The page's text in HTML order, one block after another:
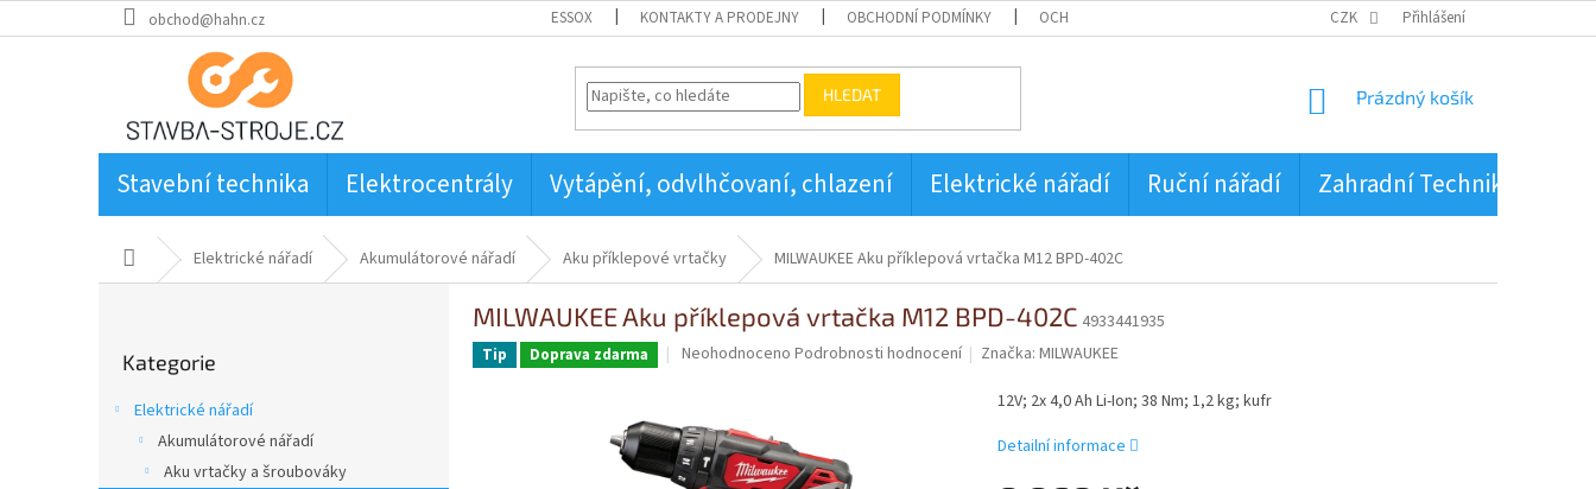
na
obchod@hahn.cz ESSOX KONTAKTY A PRODEJNY OBCHODNÍ PODMÍNKY OCHRANA OSOBNÍCH ÚDAJŮ CZK Přihlášení
HLEDAT
NÁKUPNÍ
Prázdný košík
Stavební technika Elektrocentrály Vytápění, odvlhčovaní, chlazení Elektrické nářadí Ruční nářadí Zahradní Technika
Domů Elektrické nářadí Akumulátorové nářadí Aku příklepové vrtačky MILWAUKEE Aku příklepová vrtačka M12 BPD-402C
kategorie
Kategorie
Elektrické nářadí
Akumulátorové nářadí
Aku vrtačky a šroubováky
MILWAUKEE Aku příklepová vrtačka M12 BPD-402C 4933441935
Tip Doprava zdarma
Průměrné
je
0,0
z
Neohodnoceno Podrobnosti hodnocení Značka:MILWAUKEE
12V; 2x 4,0 Ah Li-Ion; 38 Nm; 1,2 kg; kufr
Detailní informace